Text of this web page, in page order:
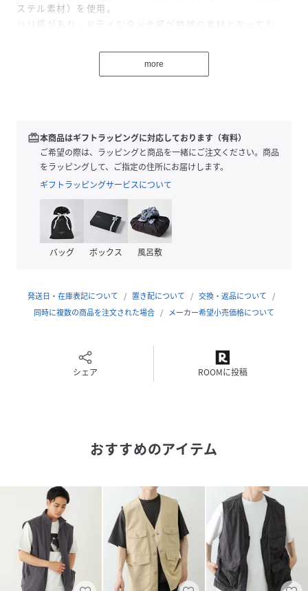
ステル素材）を使用。
ハリ感があり、ドライなタッチ感が特徴の素材となってお
フロントはダブルジップ仕様なので裾のドローコードと合わ
せて様々な着こなしを表現できます！
また、こちらは同素材のトラックパンツの展開もございます
のでセットアップスタイルも楽しんでいただけます。
【同素材のボトムス】
◆〈洗濯機可能〉カラーミックスコードトラックパンツ［a-
nylon］
【a-nylon】
SHIPSanyが表現するシンセティックファイバー素材を使用
----------------------------
【注意事項】
※末永く愛用頂く為に、アテンションタグ・洗濯ネームを必
ずご確認の上、着用又はお取り扱いください。
※撮影環境による光の当たり具合やパソコン・スマートフォ
ンなどの閲覧環境によって、実際の色味と異なって見える場
more
redeem本商品はギフトラッピングに対応しております（有料）
ご希望の際は、ラッピングと商品を一緒にご注文ください。商品
をラッピングして、ご指定の住所にお届けします。
ギフトラッピングサービスについて
バッグ ボックス 風呂敷
発送日・在庫表記について 置き配について
交換・返品について
同時に複数の商品を注文された場合
メーカー希望小売価格について
シェア ROOMに投稿
おすすめのアイテム